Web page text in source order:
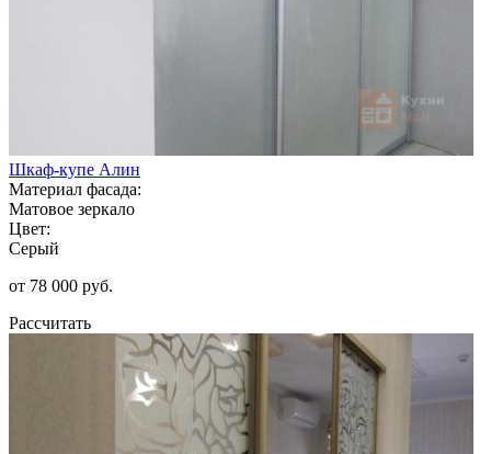
Шкаф-купе Алин
Материал фасада:
Матовое зеркало
Цвет:
Серый
от 78 000 руб.
Рассчитать